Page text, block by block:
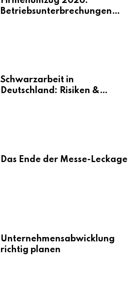
Betriebsunterbrechungen
Schwarzarbeit in
Deutschland: Risiken &
Das Ende der Messe-Leckage
Unternehmensabwicklung
richtig planen